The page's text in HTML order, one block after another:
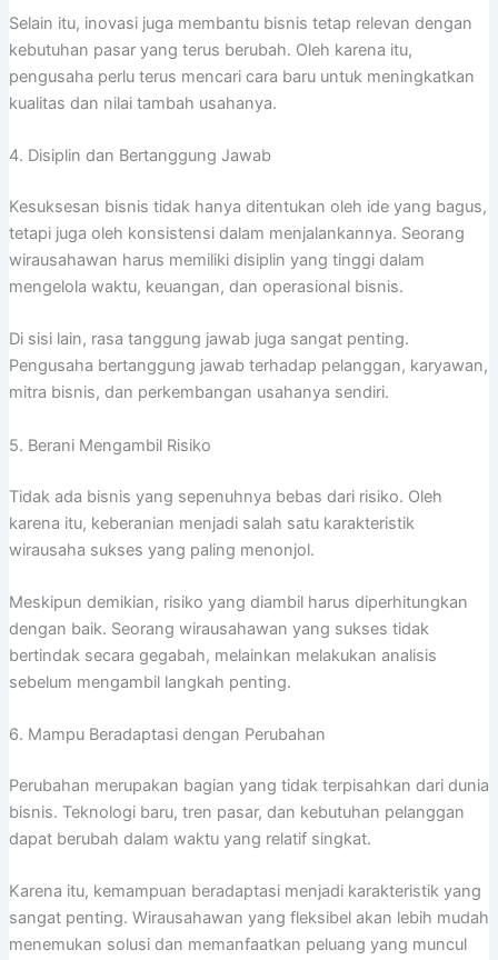
Selain itu, inovasi juga membantu bisnis tetap relevan dengan
kebutuhan pasar yang terus berubah. Oleh karena itu,
pengusaha perlu terus mencari cara baru untuk meningkatkan
kualitas dan nilai tambah usahanya.
4. Disiplin dan Bertanggung Jawab
Kesuksesan bisnis tidak hanya ditentukan oleh ide yang bagus,
tetapi juga oleh konsistensi dalam menjalankannya. Seorang
wirausahawan harus memiliki disiplin yang tinggi dalam
mengelola waktu, keuangan, dan operasional bisnis.
Di sisi lain, rasa tanggung jawab juga sangat penting.
Pengusaha bertanggung jawab terhadap pelanggan, karyawan,
mitra bisnis, dan perkembangan usahanya sendiri.
5. Berani Mengambil Risiko
Tidak ada bisnis yang sepenuhnya bebas dari risiko. Oleh
karena itu, keberanian menjadi salah satu karakteristik
wirausaha sukses yang paling menonjol.
Meskipun demikian, risiko yang diambil harus diperhitungkan
dengan baik. Seorang wirausahawan yang sukses tidak
bertindak secara gegabah, melainkan melakukan analisis
sebelum mengambil langkah penting.
6. Mampu Beradaptasi dengan Perubahan
Perubahan merupakan bagian yang tidak terpisahkan dari dunia
bisnis. Teknologi baru, tren pasar, dan kebutuhan pelanggan
dapat berubah dalam waktu yang relatif singkat.
Karena itu, kemampuan beradaptasi menjadi karakteristik yang
sangat penting. Wirausahawan yang fleksibel akan lebih mudah
menemukan solusi dan memanfaatkan peluang yang muncul